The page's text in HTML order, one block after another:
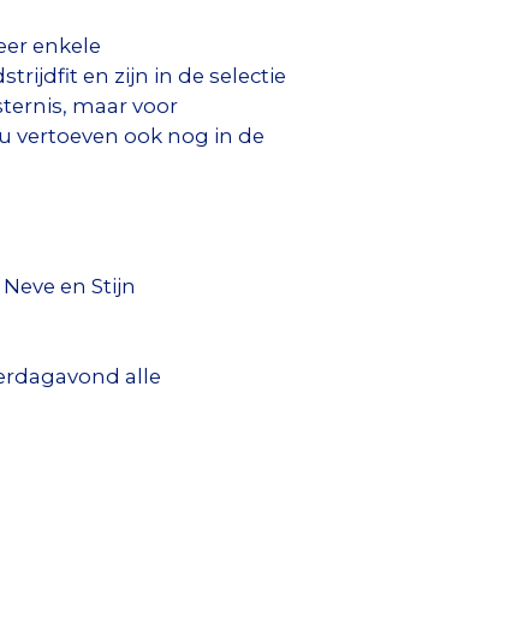
enkele
en zijn in de selectie
maar voor
vertoeven ook nog in de
en Stijn
alle